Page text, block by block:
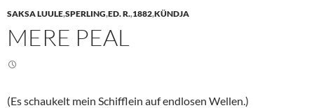
SAKSA LUULE,SPERLING,ED. R.,1882,KÜNDJA
MERE PEAL
(Es schaukelt mein Schifflein auf endlosen Wellen.)